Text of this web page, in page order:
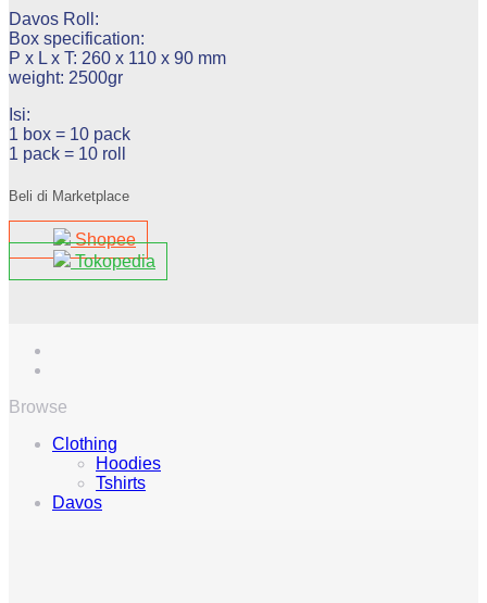
Davos Roll:
Box specification:
P x L x T: 260 x 110 x 90 mm
weight: 2500gr
Isi:
1 box = 10 pack
1 pack = 10 roll
Beli di Marketplace
Shopee
Tokopedia
Browse
Clothing
Hoodies
Tshirts
Davos